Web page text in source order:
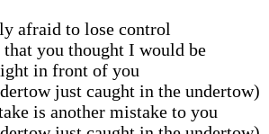
afraid to lose control
that you thought I would be
in front of you
just caught in the undertow)
is another mistake to you